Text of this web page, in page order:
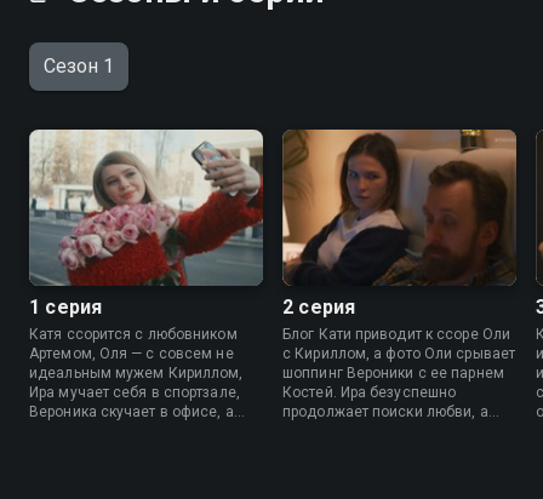
качестве на Смотрёшке
Сезон 1
1 серия
Катя ссорится с любовником
Артемом, Оля — с совсем не
идеальным мужем Кириллом,
Ира мучает себя в спортзале,
Вероника скучает в офисе, а
2 серия
Блог Кати приводит к ссоре Оли
с Кириллом, а фото Оли срывает
шоппинг Вероники с ее парнем
Костей. Ира безуспешно
продолжает поиски любви, а